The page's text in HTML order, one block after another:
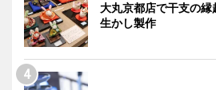
大丸京都店で干支の
生かし製作